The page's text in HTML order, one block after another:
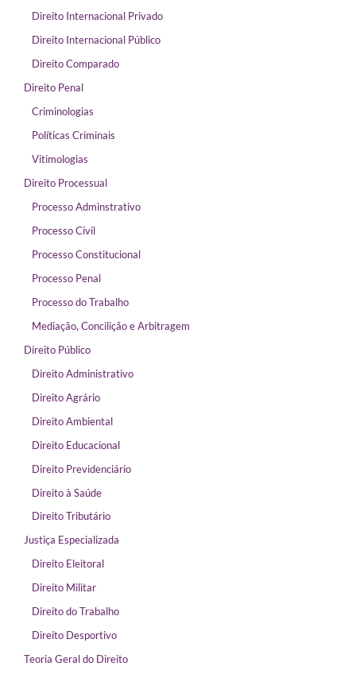
Direito Internacional Privado
Direito Internacional Público
Direito Comparado
Direito Penal
Criminologias
Políticas Criminais
Vitimologias
Direito Processual
Processo Adminstrativo
Processo Civil
Processo Constitucional
Processo Penal
Processo do Trabalho
Mediação, Concilição e Arbitragem
Direito Público
Direito Administrativo
Direito Agrário
Direito Ambiental
Direito Educacional
Direito Previdenciário
Direito à Saúde
Direito Tributário
Justiça Especializada
Direito Eleitoral
Direito Militar
Direito do Trabalho
Direito Desportivo
Teoria Geral do Direito